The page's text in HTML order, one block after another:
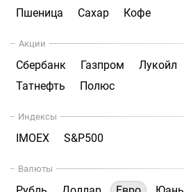
Пшеница
Сахар Кофе
Акции
Сбербанк Газпром Лукойл
Татнефть
Полюс
Индексы
IMOEX S&P500
Валюты